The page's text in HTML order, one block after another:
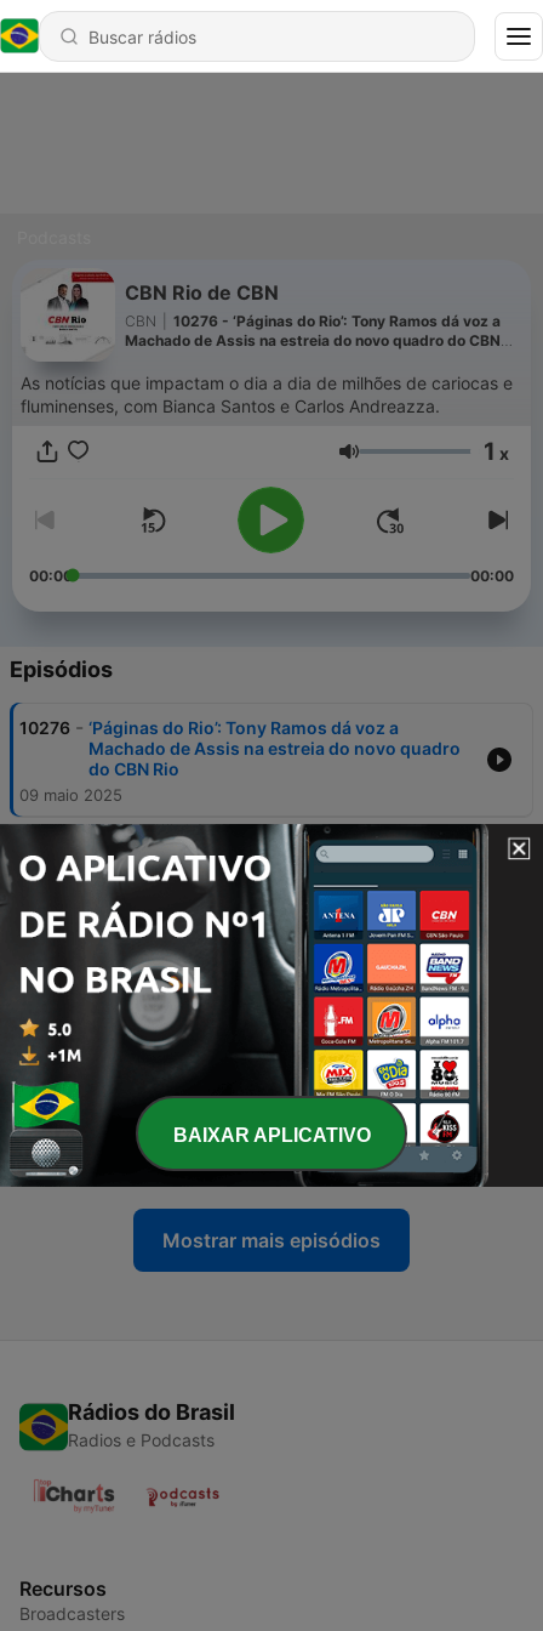
CBN Rio de CBN
CBN
10276 - ‘Páginas do Rio’: Tony Ramos dá voz a
Machado de Assis na estreia do novo quadro do CBN
As notícias que impactam o dia a dia de milhões de cariocas e
fluminenses, com Bianca Santos e Carlos Andreazza.
Volume 1 x
00:00 00:00
Episódios
10276 - ‘Páginas do Rio’: Tony Ramos dá voz a
Machado de Assis na estreia do novo quadro
do CBN Rio
09 maio 2025
Megaoperação da polícia no Complexo de
Israel fecha Avenida Brasil e Linha Vermelha
10274 - Uma semana musical... e romântica!
09 jun. 2025
10273
Coppe lança estudo técnico para implantação
da linha 3 do metrô
09 jun. 2025
10272
Do picadeiro para a vida: Júnior Perim e o
poder transformador do Circo Crescer e Viver
09 jun. 2025
Mostrar mais episódios
Rádios do Brasil
Radios e Podcasts
Recursos
Broadcasters
BAIXAR APLICATIVO